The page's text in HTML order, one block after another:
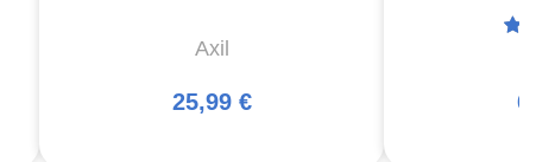
Axil
25,99 €